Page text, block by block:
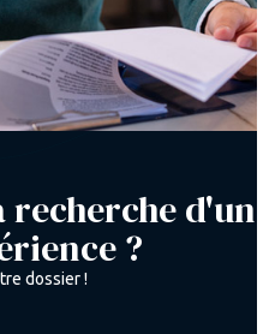
d'une
?
dossier !